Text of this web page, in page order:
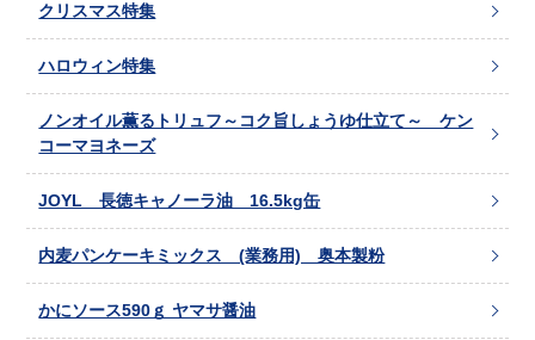
クリスマス特集
ハロウィン特集
ノンオイル薫るトリュフ～コク旨しょうゆ仕立て～ ケン
コーマヨネーズ
JOYL 長徳キャノーラ油 16.5kg缶
内麦パンケーキミックス (業務用) 奥本製粉
かにソース590ｇ ヤマサ醤油